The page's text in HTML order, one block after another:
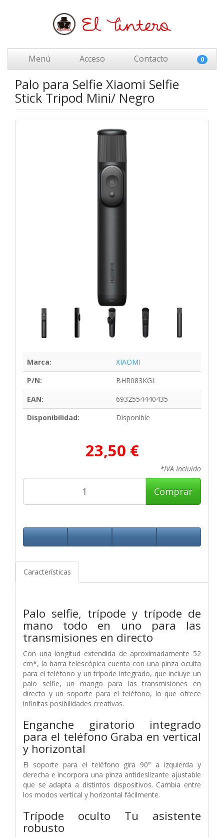
Menú Acceso Contacto 0
Palo para Selfie Xiaomi Selfie
Stick Tripod Mini/ Negro
Marca:
XIAOMI
P/N:
BHR083KGL
EAN:
6932554440435
Disponibilidad:
Disponible
23,50 €
*IVA Incluido
Comprar
Características
Palo selfie, trípode y trípode de
mano todo en uno para las
transmisiones en directo
Con una longitud extendida de aproximadamente 52
cm*, la barra telescópica cuenta con una pinza oculta
para el teléfono y un trípode integrado, que incluye un
palo selfie, un mango para las transmisiones en
directo y un soporte para el teléfono, lo que ofrece
infinitas posibilidades creativas.
Enganche giratorio integrado
para el teléfono Graba en vertical
y horizontal
El soporte para el teléfono gira 90° a izquierda y
derecha e incorpora una pinza antideslizante ajustable
que se adapta a distintos dispositivos. Cambia entre
los modos vertical y horizontal fácilmente.
Trípode oculto Tu asistente
robusto